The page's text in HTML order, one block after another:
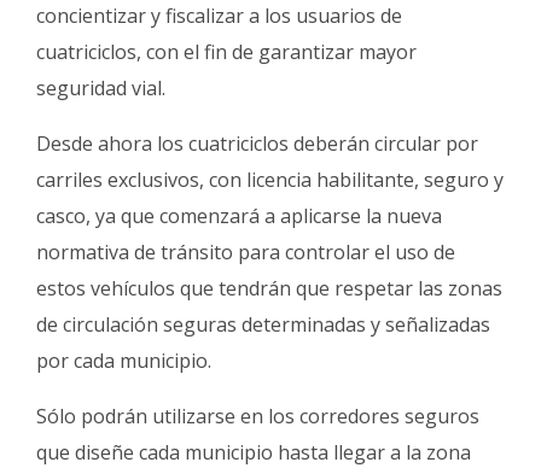
concientizar y fiscalizar a los usuarios de
cuatriciclos, con el fin de garantizar mayor
seguridad vial.
Desde ahora los cuatriciclos deberán circular por
carriles exclusivos, con licencia habilitante, seguro y
casco, ya que comenzará a aplicarse la nueva
normativa de tránsito para controlar el uso de
estos vehículos que tendrán que respetar las zonas
de circulación seguras determinadas y señalizadas
por cada municipio.
Sólo podrán utilizarse en los corredores seguros
que diseñe cada municipio hasta llegar a la zona